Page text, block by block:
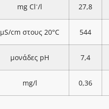
mg Cl-/l 27,8
μS/cm στους 20°C 544
μονάδες pH 7,4
mg/l 0,36